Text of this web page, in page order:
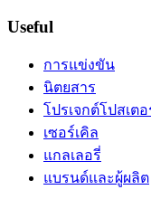
Useful
การแข่งขัน
นิตยสาร
โปรเจกต์โปสเต
เซอร์เคิล
แกลเลอรี่
แบรนด์และผู้ผลิต